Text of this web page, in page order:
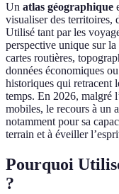
Un atlas géographique
visualiser des territoires,
Utilisé tant par les
perspective unique sur
cartes routières,
données économiques
historiques qui retracent
temps. En 2026, malgré
mobiles, le recours à un
notamment pour sa
terrain et à éveiller
Pourquoi
?